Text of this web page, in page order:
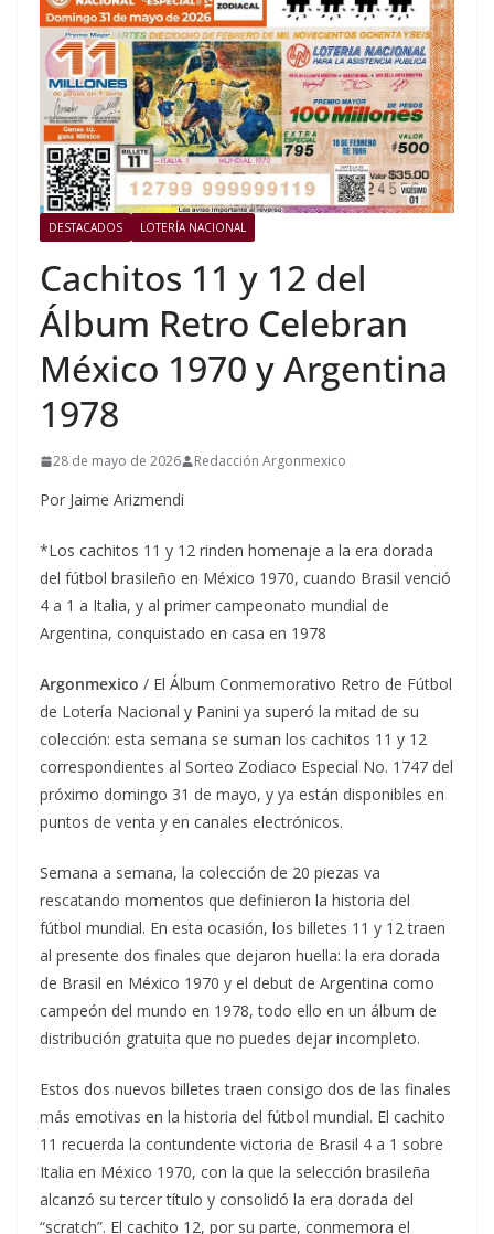
DESTACADOS LOTERÍA NACIONAL
Cachitos 11 y 12 del
Álbum Retro Celebran
México 1970 y Argentina
1978
28 de mayo de 2026 Redacción Argonmexico
Por Jaime Arizmendi
*Los cachitos 11 y 12 rinden homenaje a la era dorada
del fútbol brasileño en México 1970, cuando Brasil venció
4 a 1 a Italia, y al primer campeonato mundial de
Argentina, conquistado en casa en 1978
Argonmexico / El Álbum Conmemorativo Retro de Fútbol
de Lotería Nacional y Panini ya superó la mitad de su
colección: esta semana se suman los cachitos 11 y 12
correspondientes al Sorteo Zodiaco Especial No. 1747 del
próximo domingo 31 de mayo, y ya están disponibles en
puntos de venta y en canales electrónicos.
Semana a semana, la colección de 20 piezas va
rescatando momentos que definieron la historia del
fútbol mundial. En esta ocasión, los billetes 11 y 12 traen
al presente dos finales que dejaron huella: la era dorada
de Brasil en México 1970 y el debut de Argentina como
campeón del mundo en 1978, todo ello en un álbum de
distribución gratuita que no puedes dejar incompleto.
Estos dos nuevos billetes traen consigo dos de las finales
más emotivas en la historia del fútbol mundial. El cachito
11 recuerda la contundente victoria de Brasil 4 a 1 sobre
Italia en México 1970, con la que la selección brasileña
alcanzó su tercer título y consolidó la era dorada del
“scratch”. El cachito 12, por su parte, conmemora el